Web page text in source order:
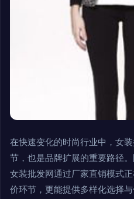
在快速变化的时尚行业中，女
节，也是品牌扩展的重要路径
女装批发网通过厂家直销模式
价环节，更能提供多样化选择